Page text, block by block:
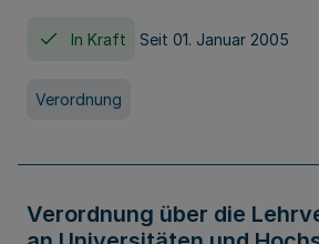
In Kraft Seit 01. Januar 2005
Verordnung
Verordnung über die